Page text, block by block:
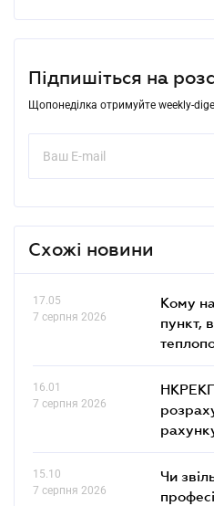
Підпишіться на
Щопонеділка отримуйте weekly-
Схожі новини
17.05
7 серпня 2026
Кому
пункт,
16.01
7 серпня 2026
15.10
7 серпня 2026
Чи